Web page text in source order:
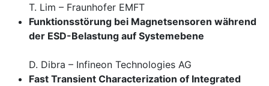
T. Lim – Fraunhofer EMFT
Funktionsstörung bei Magnetsensoren während
der ESD-Belastung auf Systemebene
D. Dibra – Infineon Technologies AG
Fast Transient Characterization of Integrated